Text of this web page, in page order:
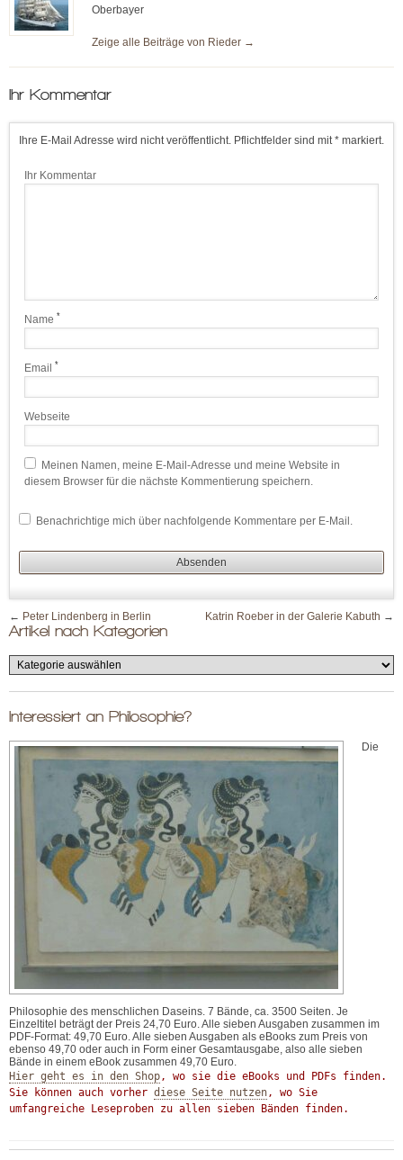
Oberbayer
Zeige alle Beiträge von Rieder →
Ihr Kommentar
Ihre E-Mail Adresse wird nicht veröffentlicht. Pflichtfelder sind mit * markiert.
Ihr Kommentar
Name *
Email *
Webseite
Meinen Namen, meine E-Mail-Adresse und meine Website in
diesem Browser für die nächste Kommentierung speichern.
Benachrichtige mich über nachfolgende Kommentare per E-Mail.
← Peter Lindenberg in Berlin Katrin Roeber in der Galerie Kabuth →
Artikel nach Kategorien
Interessiert an Philosophie?
Die
Philosophie des menschlichen Daseins. 7 Bände, ca. 3500 Seiten. Je
Einzeltitel beträgt der Preis 24,70 Euro. Alle sieben Ausgaben zusammen im
PDF-Format: 49,70 Euro. Alle sieben Ausgaben als eBooks zum Preis von
ebenso 49,70 oder auch in Form einer Gesamtausgabe, also alle sieben
Bände in einem eBook zusammen 49,70 Euro.
Hier geht es in den Shop , wo sie die eBooks und PDFs finden.
Sie können auch vorher diese Seite nutzen , wo Sie
umfangreiche Leseproben zu allen sieben Bänden finden.